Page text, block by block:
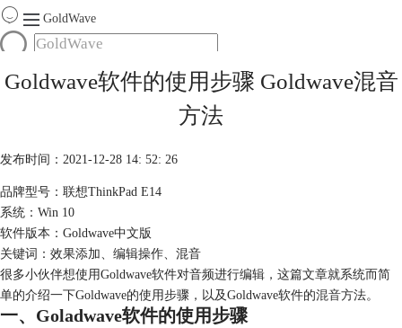
GoldWave
产品
购买
Goldwave软件的使用步骤 Goldwave混音
方法
发布时间：2021-12-28 14: 52: 26
品牌型号：联想ThinkPad E14
系统：Win 10
软件版本：Goldwave中文版
关键词：效果添加、编辑操作、混音
很多小伙伴想使用Goldwave软件对音频进行编辑，这篇文章就系统而简
单的介绍一下Goldwave的使用步骤，以及Goldwave软件的混音方法。
一、Goladwave软件的使用步骤